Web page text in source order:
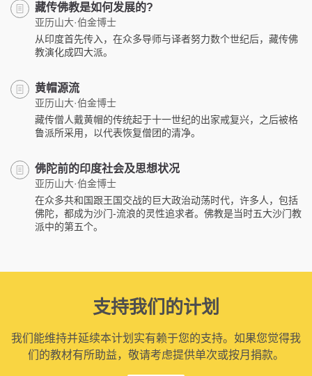
藏传佛教是如何发展的?
亚历山大·伯金博士
从印度首先传入，在众多导师与译者努力数个世纪后，藏传佛
教演化成四大派。
黄帽源流
亚历山大·伯金博士
藏传僧人戴黄帽的传统起于十一世纪的出家戒复兴，之后被格
鲁派所采用，以代表恢复僧团的清净。
佛陀前的印度社会及思想状况
亚历山大·伯金博士
在众多共和国跟王国交战的巨大政治动荡时代，许多人，包括
佛陀，都成为沙门-流浪的灵性追求者。佛教是当时五大沙门教
派中的第五个。
支持我们的计划
我们能维持并延续本计划实有赖于您的支持。如果您觉得我
们的教材有所助益，敬请考虑提供单次或按月捐款。